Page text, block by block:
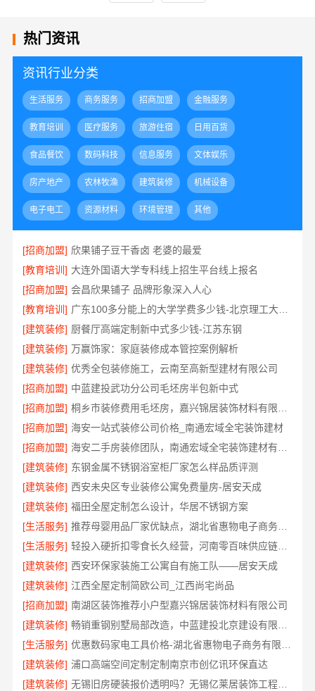
热门资讯
资讯行业分类
生活服务 商务服务 招商加盟 金融服务
教育培训 医疗服务 旅游住宿 日用百货
食品餐饮 数码科技 信息服务 文体娱乐
房产地产 农林牧渔 建筑装修 机械设备
电子电工 资源材料 环境管理 其他
[招商加盟] 欣果铺子豆干香卤 老婆的最爱
[教育培训] 大连外国语大学专科线上招生平台线上报名
[招商加盟] 会昌欣果铺子 品牌形象深入人心
[教育培训]
广东100多分能上的大学学费多少钱-北京理工大学珠海学院继教院
[建筑装修] 厨餐厅高端定制新中式多少钱-江苏东钢
[建筑装修] 万赢饰家：家庭装修成本管控案例解析
[建筑装修] 优秀全包装修施工，云南至高新型建材有限公司
[招商加盟] 中蓝建投武功分公司毛坯房半包新中式
[招商加盟]
[招商加盟] 海安一站式装修公司价格_南通宏域全宅装饰建材
[招商加盟]
[建筑装修] 东钢金属不锈钢浴室柜厂家怎么样品质评测
[建筑装修] 西安未央区专业装修公寓免费量房-居安天成
[建筑装修] 福田全屋定制怎么设计，华居不锈钢方案
[生活服务]
推荐母婴用品厂家优缺点，湖北省惠物电子商务有限公司甄选
[生活服务]
轻投入硬折扣零食长久经营，河南零百味供应链有限公司打造持久收益
[建筑装修] 西安环保家装施工公寓自有施工队——居安天成
[建筑装修] 江西全屋定制简欧公司_江西尚宅尚品
[招商加盟] 南湖区装饰推荐小户型嘉兴锦居装饰材料有限公司
[建筑装修]
[生活服务]
[建筑装修] 浦口高端空间定制定制南京市创亿讯环保直达
[建筑装修]
无锡旧房硬装报价透明吗？无锡亿莱居装饰工程材料有限公司标准流程